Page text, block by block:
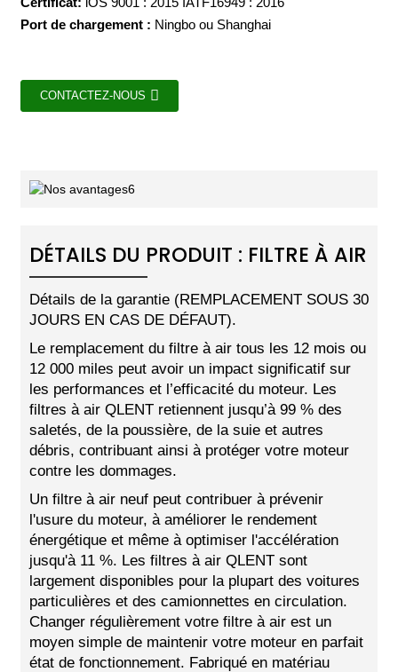
Port de chargement : Ningbo ou Shanghai
CONTACTEZ-NOUS
DÉTAILS DU PRODUIT : FILTRE À AIR
Détails de la garantie (REMPLACEMENT SOUS 30
JOURS EN CAS DE DÉFAUT).
Le remplacement du filtre à air tous les 12 mois ou
12 000 miles peut avoir un impact significatif sur
les performances et l’efficacité du moteur. Les
filtres à air QLENT retiennent jusqu’à 99 % des
saletés, de la poussière, de la suie et autres
débris, contribuant ainsi à protéger votre moteur
contre les dommages.
Un filtre à air neuf peut contribuer à prévenir
l'usure du moteur, à améliorer le rendement
énergétique et même à optimiser l'accélération
jusqu'à 11 %. Les filtres à air QLENT sont
largement disponibles pour la plupart des voitures
particulières et des camionnettes en circulation.
Changer régulièrement votre filtre à air est un
moyen simple de maintenir votre moteur en parfait
état de fonctionnement. Fabriqué en matériau